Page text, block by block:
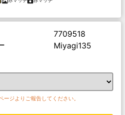
7709518
Miyagi135
ージよりご報告してください。